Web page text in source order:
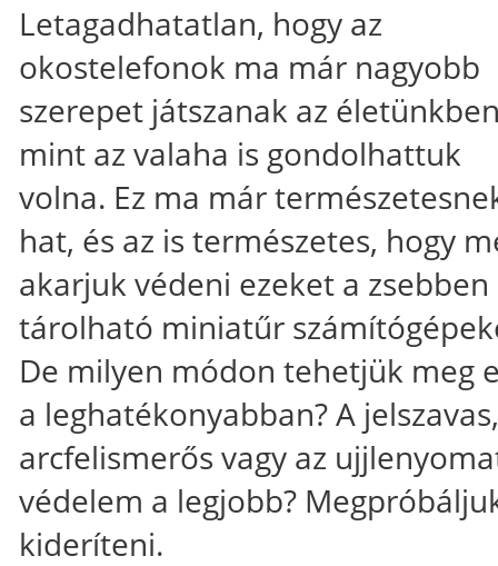
Letagadhatatlan, hogy az
okostelefonok ma már nagyobb
szerepet játszanak az
mint az valaha is gondolhattuk
volna. Ez ma már
hat, és az is természetes, hogy
akarjuk védeni ezeket a zsebben
tárolható miniatűr
De milyen módon tehetjük meg
a leghatékonyabban? A
arcfelismerős vagy az
védelem a legjobb?
kideríteni.